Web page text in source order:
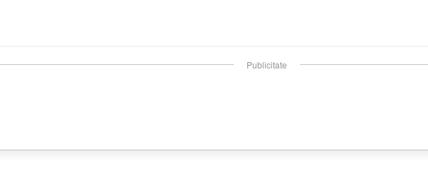
Publicitate